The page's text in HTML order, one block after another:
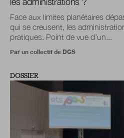
Face aux limites planétaires
qui se creusent, les
pratiques. Point de vue d’un...
Par un collectif de DGS
DOSSIER